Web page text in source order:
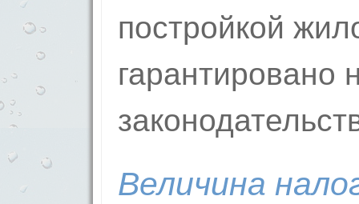
постройкой
гарантировано
Величина